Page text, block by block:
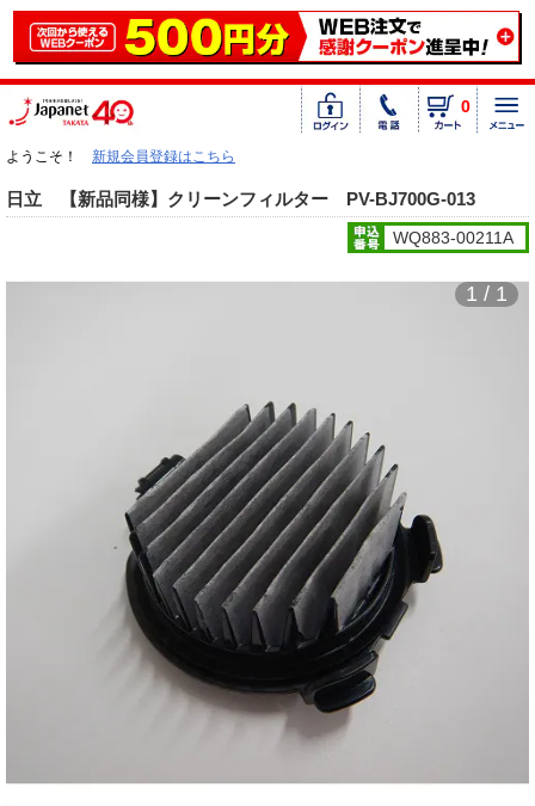
0
ようこそ！ 新規会員登録はこちら
日立 【新品同様】クリーンフィルター PV-BJ700G-013
WQ883-00211A
1 / 1